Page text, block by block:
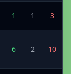
1 1 3
6 2 10